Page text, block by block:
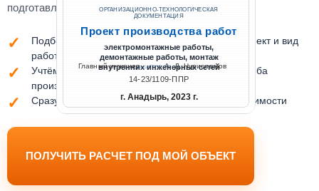
ОРГАНИЗАЦИОННО-ТЕХНОЛОГИЧЕСКАЯ
ДОКУМЕНТАЦИЯ
Проект производства работ
электромонтажные работы,
демонтажные работы, монтаж
внутренних инженерных сетей
14-23/1109-ППР
Главный инженер А. Д. Нурисламов
г. Анадырь, 2023 г.
подготавливаем под конкретный объект.
Подберём комплект документации под ваш объект и вид
работ
Учтём требования заказчика, площадки и способа
производства работ
Сразу сориентируем по сроку разработки и стоимости
ПОЛУЧИТЬ РАСЧЕТ ПОД МОЙ ОБЪЕКТ